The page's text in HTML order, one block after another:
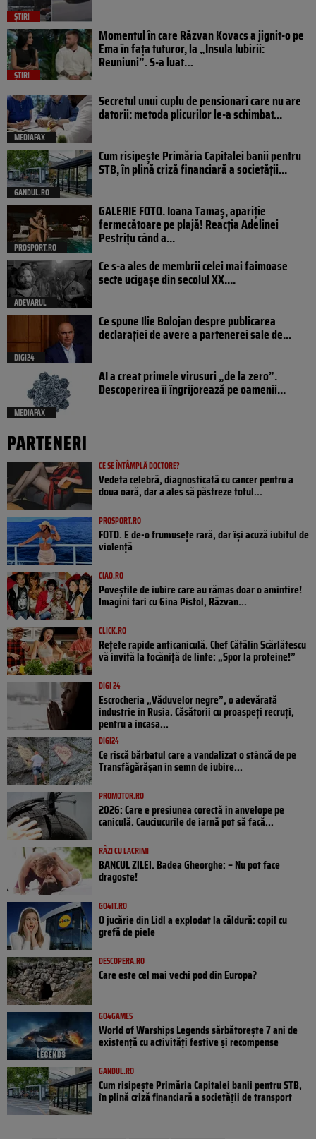
ȘTIRI
ȘTIRI
Momentul în care Răzvan Kovacs a jignit-o pe
Ema în fața tuturor, la „Insula Iubirii:
Reuniuni”. S-a luat…
MEDIAFAX
Secretul unui cuplu de pensionari care nu are
datorii: metoda plicurilor le-a schimbat...
GANDUL.RO
Cum risipește Primăria Capitalei banii pentru
STB, în plină criză financiară a societății...
PROSPORT.RO
GALERIE FOTO. Ioana Tamaş, apariție
fermecătoare pe plajă! Reacția Adelinei
Pestrițu când a...
ADEVARUL
Ce s-a ales de membrii celei mai faimoase
secte ucigașe din secolul XX....
DIGI24
Ce spune Ilie Bolojan despre publicarea
declarației de avere a partenerei sale de...
MEDIAFAX
AI a creat primele virusuri „de la zero”.
Descoperirea îi îngrijorează pe oamenii...
PARTENERI
CE SE ÎNTÂMPLĂ DOCTORE?
Vedeta celebră, diagnosticată cu cancer pentru a
doua oară, dar a ales să păstreze totul...
PROSPORT.RO
FOTO. E de-o frumusețe rară, dar își acuză iubitul de
violență
CIAO.RO
Poveştile de iubire care au rămas doar o amintire!
Imagini tari cu Gina Pistol, Răzvan...
CLICK.RO
Rețete rapide anticaniculă. Chef Cătălin Scărlătescu
vă invită la tocăniță de linte: „Spor la proteine!”
DIGI 24
Escrocheria „Văduvelor negre”, o adevărată
industrie în Rusia. Căsătorii cu proaspeți recruți,
pentru a încasa...
DIGI24
Ce riscă bărbatul care a vandalizat o stâncă de pe
Transfăgărășan în semn de iubire...
PROMOTOR.RO
2026: Care e presiunea corectă în anvelope pe
caniculă. Cauciucurile de iarnă pot să facă...
RÂZI CU LACRIMI
BANCUL ZILEI. Badea Gheorghe: – Nu pot face
dragoste!
GO4IT.RO
O jucărie din Lidl a explodat la căldură: copil cu
grefă de piele
DESCOPERA.RO
Care este cel mai vechi pod din Europa?
GO4GAMES
World of Warships Legends sărbătorește 7 ani de
existență cu activități festive și recompense
GANDUL.RO
Cum risipește Primăria Capitalei banii pentru STB,
în plină criză financiară a societății de transport